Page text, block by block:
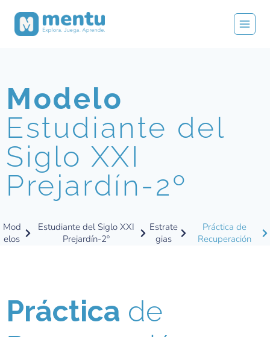
Modelo
Estudiante del
Siglo XXI
Prejardín-2º
Mod
elos
Estudiante del Siglo XXI
Prejardín-2º
Estrate
gias
Práctica de
Recuperación
Práctica de